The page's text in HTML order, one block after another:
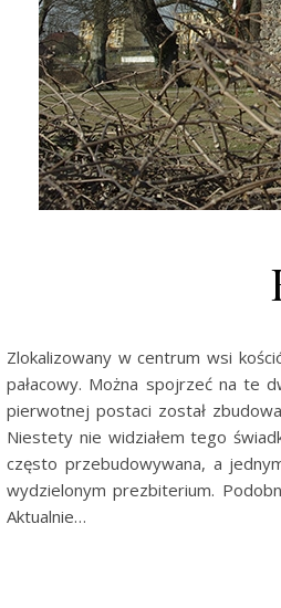
Zlokalizowany w centrum wsi
pałacowy. Można spojrzeć na te
pierwotnej postaci został
Niestety nie widziałem tego
często przebudowywana, a
wydzielonym prezbiterium.
Aktualnie…